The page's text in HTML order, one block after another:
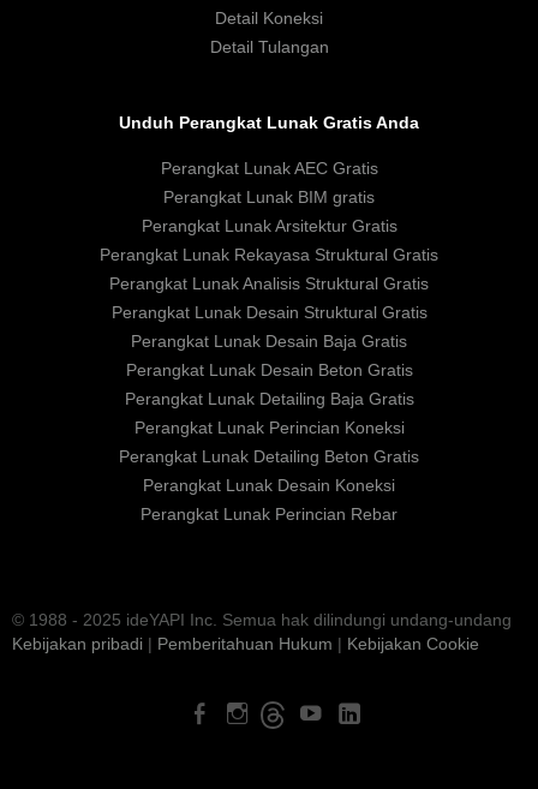
Detail Koneksi
Detail Tulangan
Unduh Perangkat Lunak Gratis Anda
Perangkat Lunak AEC Gratis
Perangkat Lunak BIM gratis
Perangkat Lunak Arsitektur Gratis
Perangkat Lunak Rekayasa Struktural Gratis
Perangkat Lunak Analisis Struktural Gratis
Perangkat Lunak Desain Struktural Gratis
Perangkat Lunak Desain Baja Gratis
Perangkat Lunak Desain Beton Gratis
Perangkat Lunak Detailing Baja Gratis
Perangkat Lunak Perincian Koneksi
Perangkat Lunak Detailing Beton Gratis
Perangkat Lunak Desain Koneksi
Perangkat Lunak Perincian Rebar
© 1988 - 2025 ideYAPI Inc. Semua hak dilindungi undang-undang
Kebijakan pribadi | Pemberitahuan Hukum | Kebijakan Cookie